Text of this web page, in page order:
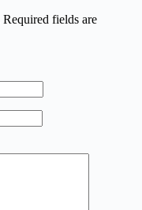
Required fields are